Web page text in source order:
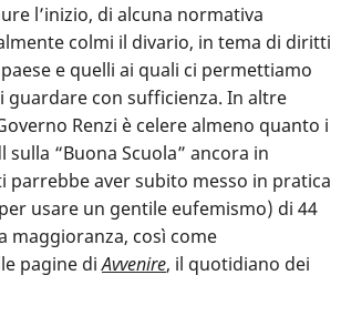
l’inizio, di alcuna normativa
colmi il divario, in tema di diritti
e quelli ai quali ci permettiamo
guardare con sufficienza. In altre
Renzi è celere almeno quanto i
“Buona Scuola” ancora in
parrebbe aver subito messo in pratica
usare un gentile eufemismo) di 44
maggioranza, così come
pagine diAvvenire, il quotidiano dei